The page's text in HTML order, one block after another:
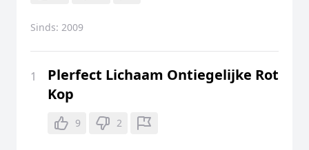
Sinds: 2009
1
Plerfect Lichaam Ontiegelijke Rot
Kop
9 2